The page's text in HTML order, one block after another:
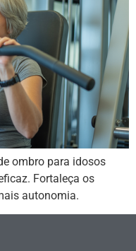
ombro para idosos
Fortaleça os
autonomia.